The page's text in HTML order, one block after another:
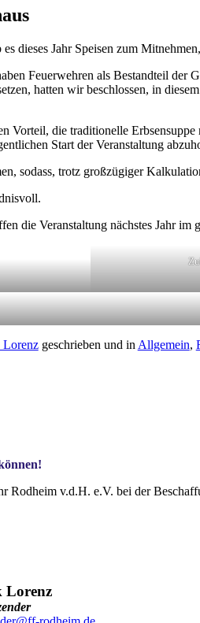
dieses Jahr Speisen zum
Feuerwehren als Bestandteil
hatten wir beschlossen, in
Vorteil, die traditionelle
Start der Veranstaltung
sodass, trotz großzügiger
die Veranstaltung nächstes Jahr im
Lorenzgeschrieben und in Allgemein,
Rodheim v.d.H. e.V. bei der
Lorenz